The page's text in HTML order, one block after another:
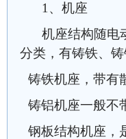
1、机座
机座结构随电
分类，有铸铁、铸
铸铁机座，带有
铸铝机座一般不
钢板结构机座，